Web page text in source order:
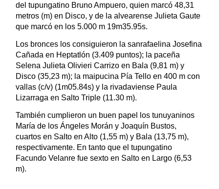
del tupungatino Bruno Ampuero, quien marcó 48,31
metros (m) en Disco, y de la alvearense Julieta Gaute
que marcó en los 5.000 m 19m35.95s.
Los bronces los consiguieron la sanrafaelina Josefina
Cañada en Heptatlón (3.409 puntos); la paceña
Selena Julieta Olivieri Carrizo en Bala (9,81 m) y
Disco (35,23 m); la maipucina Pía Tello en 400 m con
vallas (c/v) (1m05.84s) y la rivadaviense Paula
Lizarraga en Salto Triple (11.30 m).
También cumplieron un buen papel los tunuyaninos
María de los Ángeles Morán y Joaquín Bustos,
cuartos en Salto en Alto (1,55 m) y Bala (13,75 m),
respectivamente. En tanto que el tupungatino
Facundo Velanre fue sexto en Salto en Largo (6,53
m).